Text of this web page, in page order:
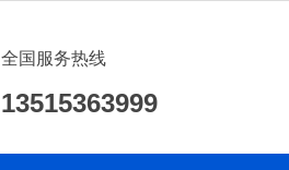
全国服务热线
13515363999